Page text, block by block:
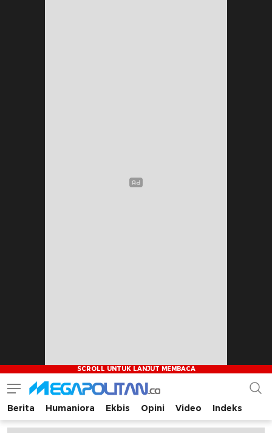
Megapolitan.co
Menyajikan berita-berita fakta bagi pembaca
Berita Humaniora Ekbis Opini Video Indeks